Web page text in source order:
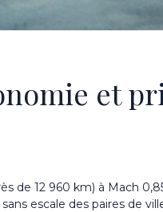
et
de 12 960 km) à Mach
escale des paires de